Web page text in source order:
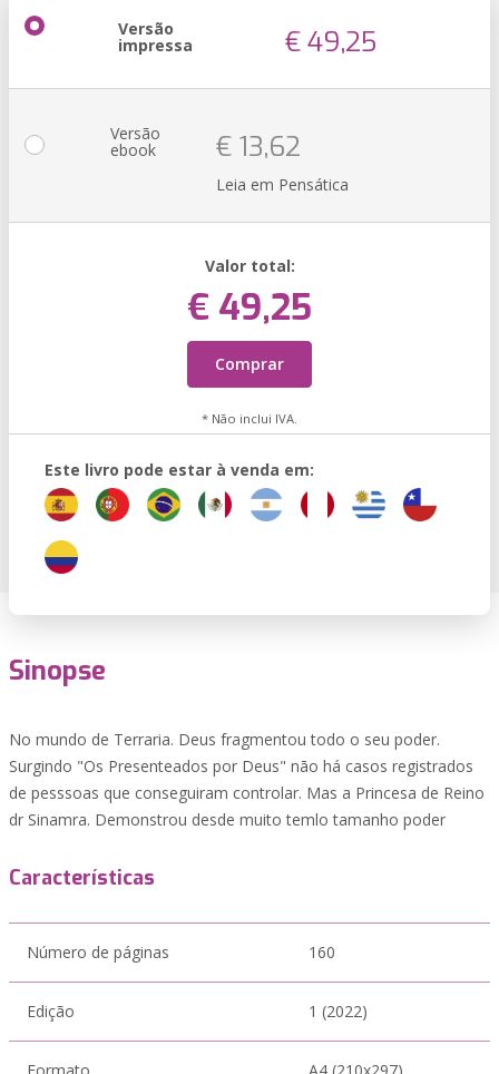
Versão
impressa € 49,25
Versão
ebook € 13,62
Leia em Pensática
Valor total:
€ 49,25
Comprar
* Não inclui IVA.
Este livro pode estar à venda em:
Sinopse
No mundo de Terraria. Deus fragmentou todo o seu poder.
Surgindo "Os Presenteados por Deus" nāo há casos registrados
de pesssoas que conseguiram controlar. Mas a Princesa de Reino
dr Sinamra. Demonstrou desde muito temlo tamanho poder
Características
Número de páginas 160
Edição 1 (2022)